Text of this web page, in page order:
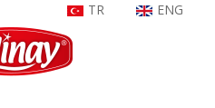
TR ENG